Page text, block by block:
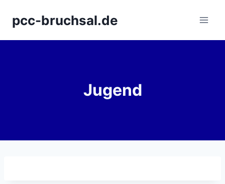
Inhaltpcc-bruchsal.de
Jugend